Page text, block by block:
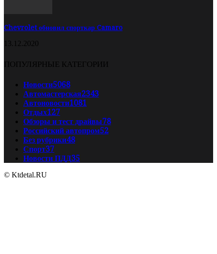
Chevrolet обновил спорткар Camaro
13.12.2020
ПОПУЛЯРНЫЕ КАТЕГОРИИ
Новости5068
Автомастерская2343
Автоновости1081
Отдых127
Обзоры и тест драйвы78
Российский автопром52
Без рубрики48
Спорт37
Новости ПДД35
© Ktdetal.RU